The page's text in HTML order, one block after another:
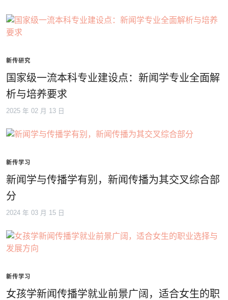
新传研究
国家级一流本科专业建设点：新闻学专业全面解
析与培养要求
2025 年 02 月 13 日
新传学习
新闻学与传播学有别，新闻传播为其交叉综合部
分
2024 年 03 月 15 日
新传学习
女孩学新闻传播学就业前景广阔，适合女生的职